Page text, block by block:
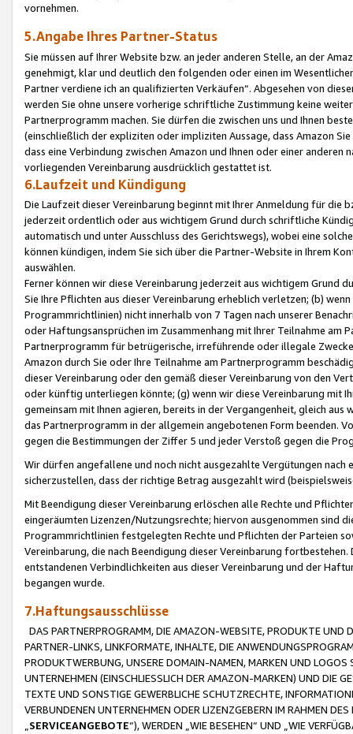
vornehmen.
5.Angabe Ihres Partner-Status
Sie müssen auf Ihrer Website bzw. an jeder anderen Stelle, an der
genehmigt, klar und deutlich den folgenden oder einen im
Partner verdiene ich an qualifizierten Verkäufen“. Abgesehen von
werden Sie ohne unsere vorherige schriftliche Zustimmung keine
Partnerprogramm machen. Sie dürfen die zwischen uns und Ihnen
(einschließlich der expliziten oder impliziten Aussage, dass Amazon
dass eine Verbindung zwischen Amazon und Ihnen oder einer
vorliegenden Vereinbarung ausdrücklich gestattet ist.
6.Laufzeit und Kündigung
Die Laufzeit dieser Vereinbarung beginnt mit Ihrer Anmeldung für die
jederzeit ordentlich oder aus wichtigem Grund durch schriftliche
automatisch und unter Ausschluss des Gerichtswegs), wobei eine
können kündigen, indem Sie sich über die Partner-Website in Ihrem
auswählen.
Ferner können wir diese Vereinbarung jederzeit aus wichtigem Grund
Sie Ihre Pflichten aus dieser Vereinbarung erheblich verletzen; (b)
Programmrichtlinien) nicht innerhalb von 7 Tagen nach unserer
oder Haftungsansprüchen im Zusammenhang mit Ihrer Teilnahme am
Partnerprogramm für betrügerische, irreführende oder illegale
Amazon durch Sie oder Ihre Teilnahme am Partnerprogramm
dieser Vereinbarung oder den gemäß dieser Vereinbarung von den
oder künftig unterliegen könnte; (g) wenn wir diese Vereinbarung mit
gemeinsam mit Ihnen agieren, bereits in der Vergangenheit, gleich
das Partnerprogramm in der allgemein angebotenen Form beenden.
gegen die Bestimmungen der Ziffer 5 und jeder Verstoß gegen die
Wir dürfen angefallene und noch nicht ausgezahlte Vergütungen
sicherzustellen, dass der richtige Betrag ausgezahlt wird
Mit Beendigung dieser Vereinbarung erlöschen alle Rechte und
eingeräumten Lizenzen/Nutzungsrechte; hiervon ausgenommen sind
Programmrichtlinien festgelegten Rechte und Pflichten der Parteien
Vereinbarung, die nach Beendigung dieser Vereinbarung
entstandenen Verbindlichkeiten aus dieser Vereinbarung und der
begangen wurde.
7.Haftungsausschlüsse
DAS PARTNERPROGRAMM, DIE AMAZON-WEBSITE, PRODUKTE UND
PARTNER-LINKS, LINKFORMATE, INHALTE, DIE
PRODUKTWERBUNG, UNSERE DOMAIN-NAMEN, MARKEN UND
UNTERNEHMEN (EINSCHLIESSLICH DER AMAZON-MARKEN) UND DIE
TEXTE UND SONSTIGE GEWERBLICHE SCHUTZRECHTE,
VERBUNDENEN UNTERNEHMEN ODER LIZENZGEBERN IM RAHMEN
SERVICEANGEBOTE“), WERDEN „WIE BESEHEN“ UND „WIE